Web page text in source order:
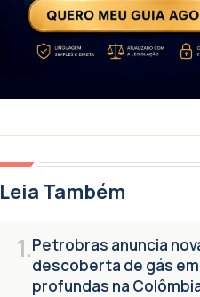
Leia Também
1.Petrobras anuncia
descoberta de gás
profundas na